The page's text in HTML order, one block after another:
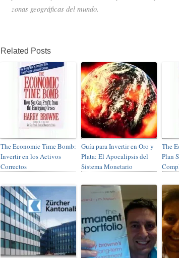
zonas geográficas del mundo.
Related Posts
The Economic Time Bomb:
Invertir en los Activos
Correctos
Guía para Invertir en Oro y
Plata: El Apocalipsis del
Sistema Monetario
The
Plan